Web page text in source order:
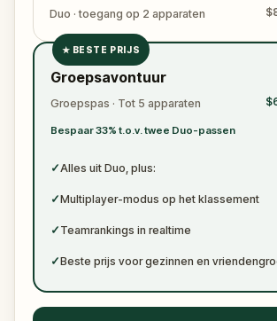
Duo · toegang op 2 apparaten
✓
✓
★ BESTE PRIJS
Groepsavontuur
Groepspas · Tot 5 apparaten
Bespaar 33% t.o.v. twee Duo-passen
✓Alles uit Duo, plus:
✓Multiplayer-modus op het klassement
✓ Teamrankings in realtime
✓Beste prijs voor gezinnen en